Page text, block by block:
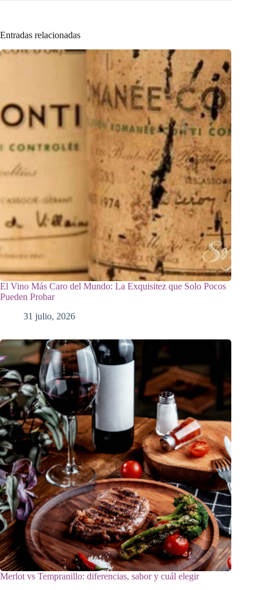
Entradas relacionadas
El Vino Más Caro del Mundo: La Exquisitez que Solo Pocos
Pueden Probar
31 julio, 2026
Merlot vs Tempranillo: diferencias, sabor y cuál elegir